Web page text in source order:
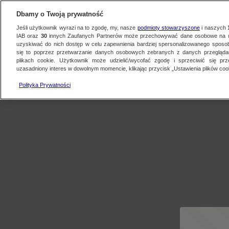
Dbamy o Twoją prywatność
Jeśli użytkownik wyrazi na to zgodę, my, nasze podmioty stowarzyszonei naszych
IAB oraz 30innych Zaufanych Partnerów może przechowywać dane osobowe na
uzyskiwać do nich dostęp w celu zapewnienia bardziej spersonalizowanego
się to poprzez przetwarzanie danych osobowych zebranych z danych
plikach cookie. Użytkownik może udzielić/wycofać zgodę i sprzeciwić się
uzasadniony interes w dowolnym momencie, klikając przycisk „Ustawienia plików
Polityka Prywatności